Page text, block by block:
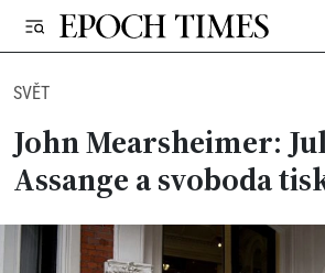
SVĚT
John Mearsheimer:
Assange a svoboda